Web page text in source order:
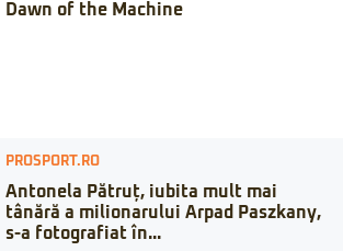
Dawn of the Machine
PROSPORT.RO
Antonela Pătruț, iubita mult mai
tânără a milionarului Arpad Paszkany,
s-a fotografiat în...